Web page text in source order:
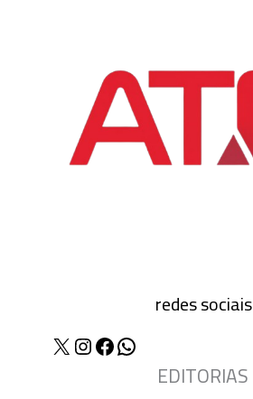
redes sociais
X Instagram
Facebook
WhatsApp
EDITORIAS